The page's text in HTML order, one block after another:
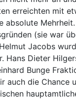
erreichten mit
absolute
(sie war
Jacobs
Hans Dieter
Bunge
auch die Chance